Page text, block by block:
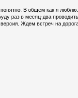
понятно. В общем как я
раз в месяц-два
Ждем встреч на